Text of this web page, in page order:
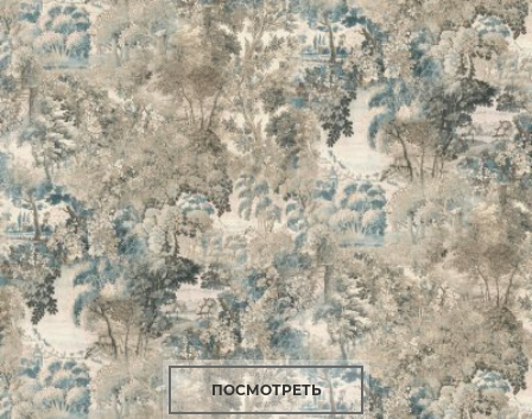
ПОСМОТРЕТЬ